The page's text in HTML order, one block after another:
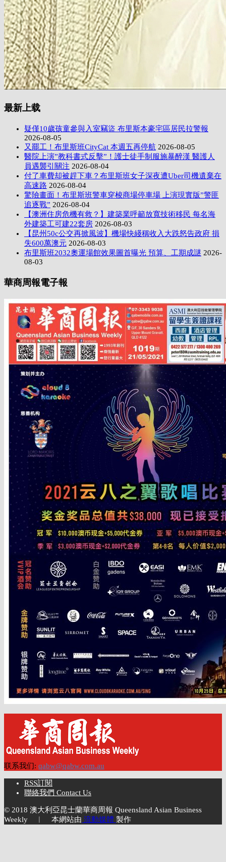
最新上载
疑僅10歲孩童參與入室竊盜 布里斯本豪宅區居民拉警報
2026-08-05
又罷工！布里斯班CityCat 本週五再停航 2026-08-05
醫院上演”教科書式反擊”！護士徒手制服施暴醉漢 醫護人
員遇襲引關注 2026-08-04
付了車費却被趕下車？布里斯班女子深夜遭Uber司機遺棄在
高速路 2026-08-04
驚險畫面！布里斯班警車穿梭商場停車場 上演現實版”警匪
追逐戰” 2026-08-04
【澳洲住房危機有救？】建築業呼籲放寬技術移民 每名海
外建築工可建22套房 2026-08-03
【昆州50c公交再掀風波】機場快綫稱收入大跌怒告政府 損
失600萬澳元 2026-08-03
布里斯班2032奧運場館效果圖首曝光 預算、工期成謎 2026-
08-03
華商周報電子報
联系我们: qabw@qabw.com.au
RSS訂閱
聯絡我們 Contact Us
© 2018 澳大利亞昆士蘭華商周報 Queensland Asian Business
Weekly ︱ 本網站由 流動媒體 製作